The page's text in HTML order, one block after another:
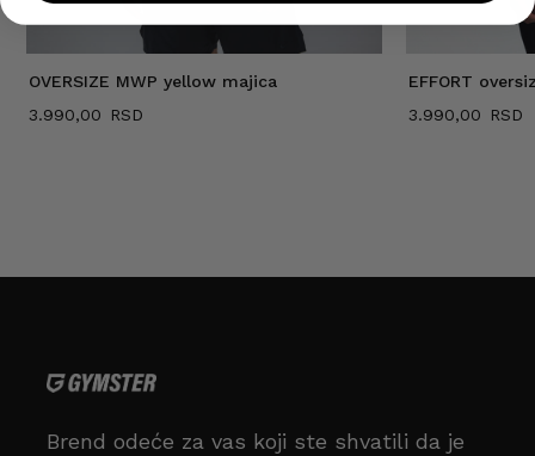
OVERSIZE MWP yellow majica
3.990,00
EFFORT
3.990,00
Brend odeće za vas koji ste shvatili da je